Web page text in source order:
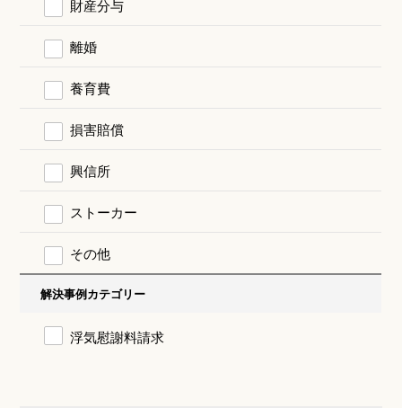
財産分与
離婚
養育費
損害賠償
興信所
ストーカー
その他
解決事例カテゴリー
浮気慰謝料請求